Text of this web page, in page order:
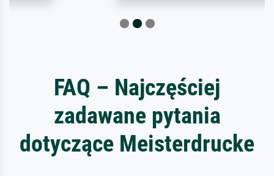
FAQ – Najczęściej
zadawane pytania
dotyczące Meisterdrucke